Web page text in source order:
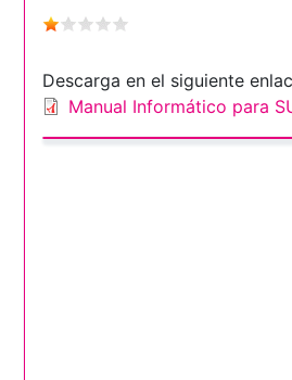
Descarga en el siguiente
Manual Informático para